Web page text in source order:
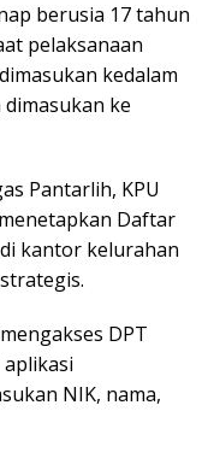
berusia 17 tahun
pelaksanaan
kedalam
ke
Pantarlih, KPU
Daftar
kantor kelurahan
DPT
NIK, nama,